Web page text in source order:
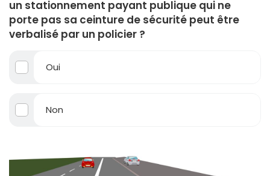
un stationnement payant publique qui ne
porte pas sa ceinture de sécurité peut être
verbalisé par un policier ?
Oui
Non